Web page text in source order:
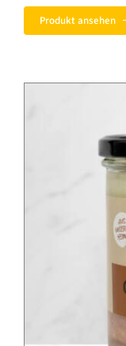
Produkt ansehen
Auf dieser Seite